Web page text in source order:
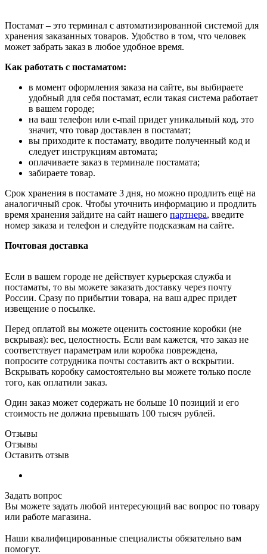
Постамат – это терминал с автоматизированной системой для
хранения заказанных товаров. Удобство в том, что человек
может забрать заказ в любое удобное время.
Как работать с постаматом:
в момент оформления заказа на сайте, вы выбираете
удобный для себя постамат, если такая система работает
в вашем городе;
на ваш телефон или e-mail придет уникальный код, это
значит, что товар доставлен в постамат;
вы приходите к постамату, вводите полученный код и
следует инструкциям автомата;
оплачиваете заказ в терминале постамата;
забираете товар.
Срок хранения в постамате 3 дня, но можно продлить ещё на
аналогичный срок. Чтобы уточнить информацию и продлить
время хранения зайдите на сайт нашего партнера, введите
номер заказа и телефон и следуйте подсказкам на сайте.
Почтовая доставка
Если в вашем городе не действует курьерская служба и
постаматы, то вы можете заказать доставку через почту
России. Сразу по прибытии товара, на ваш адрес придет
извещение о посылке.
Перед оплатой вы можете оценить состояние коробки (не
вскрывая): вес, целостность. Если вам кажется, что заказ не
соответствует параметрам или коробка повреждена,
попросите сотрудника почты составить акт о вскрытии.
Вскрывать коробку самостоятельно вы можете только после
того, как оплатили заказ.
Один заказ может содержать не больше 10 позиций и его
стоимость не должна превышать 100 тысяч рублей.
Отзывы
Отзывы
Оставить отзыв
Задать вопрос
Вы можете задать любой интересующий вас вопрос по товару
или работе магазина.
Наши квалифицированные специалисты обязательно вам
помогут.